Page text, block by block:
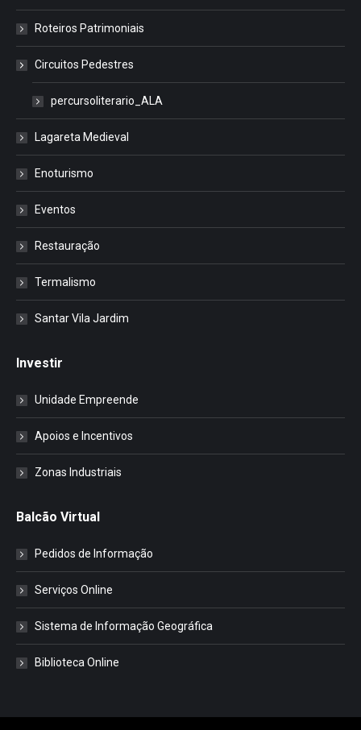
Roteiros Patrimoniais
Circuitos Pedestres
percursoliterario_ALA
Lagareta Medieval
Enoturismo
Eventos
Restauração
Termalismo
Santar Vila Jardim
Investir
Unidade Empreende
Apoios e Incentivos
Zonas Industriais
Balcão Virtual
Pedidos de Informação
Serviços Online
Sistema de Informação Geográfica
Biblioteca Online